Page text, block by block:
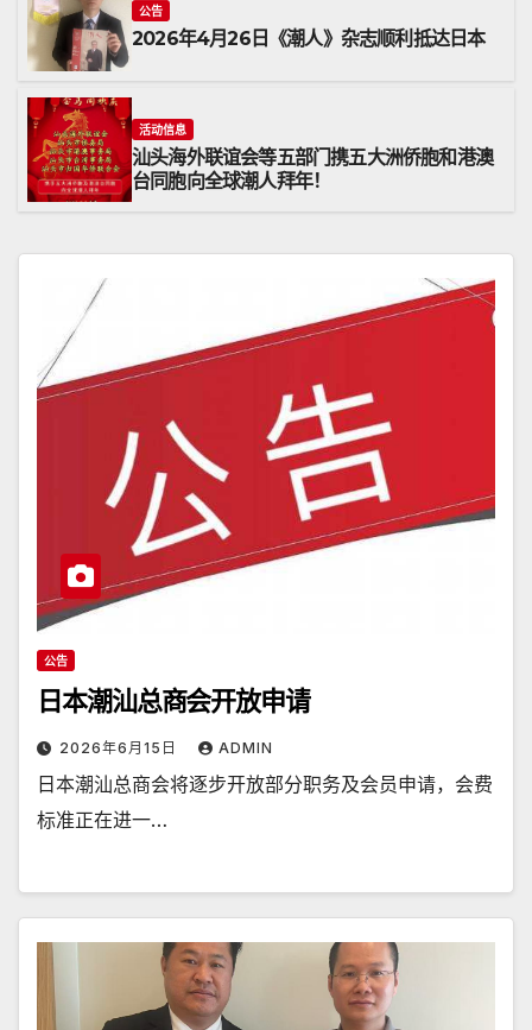
公告
2026年4月26日《潮人》杂志顺利抵达日本
活动信息
汕头海外联谊会等五部门携五大洲侨胞和港澳
台同胞向全球潮人拜年！
公告
日本潮汕总商会开放申请
2026年6月15日 ADMIN
日本潮汕总商会将逐步开放部分职务及会员申请，会费
标准正在进一…